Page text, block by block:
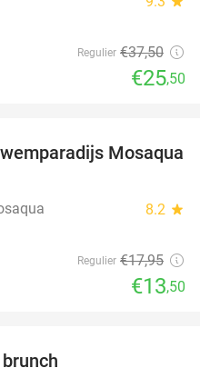
Regulier €37,50
€25,50
25%
Mosaqua
8.2 star
Regulier €17,95
€13,50